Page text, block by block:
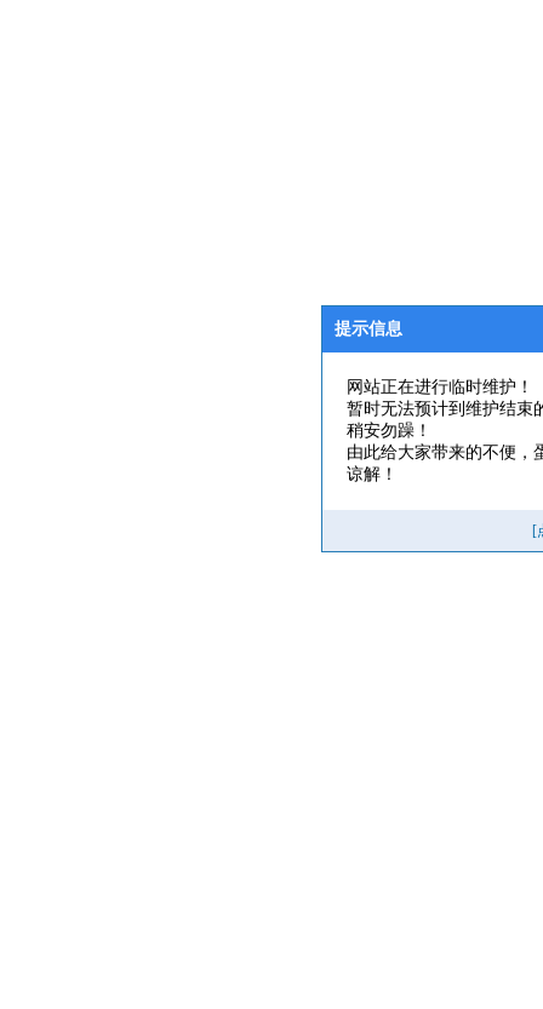
提示信息
网站正在进行临时维护！
暂时无法预计到维护结束
稍安勿躁！
由此给大家带来的不便，
谅解！
[